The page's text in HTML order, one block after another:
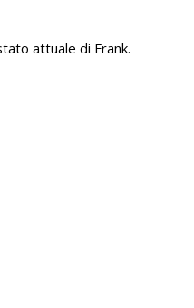
attuale di Frank.